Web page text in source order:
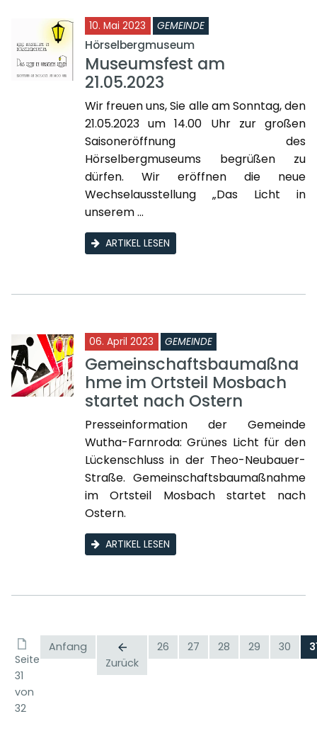
10. Mai 2023 GEMEINDE
Hörselbergmuseum
Museumsfest am
21.05.2023
Wir freuen uns, Sie alle am Sonntag, den
21.05.2023 um 14.00 Uhr zur großen
Saisoneröffnung des
Hörselbergmuseums begrüßen zu
dürfen. Wir eröffnen die neue
Wechselausstellung „Das Licht in
unserem ...
ARTIKEL LESEN
06. April 2023 GEMEINDE
Gemeinschaftsbaumaßna
hme im Ortsteil Mosbach
startet nach Ostern
Presseinformation der Gemeinde
Wutha-Farnroda: Grünes Licht für den
Lückenschluss in der Theo-Neubauer-
Straße. Gemeinschaftsbaumaßnahme
im Ortsteil Mosbach startet nach
Ostern.
ARTIKEL LESEN
Seite
31
von
32
Anfang
Zurück
26 27 28 29 30